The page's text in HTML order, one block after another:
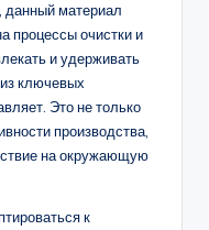
данный материал
процессы очистки и
и удерживать
ключевых
Это не только
производства,
на окружающую
к